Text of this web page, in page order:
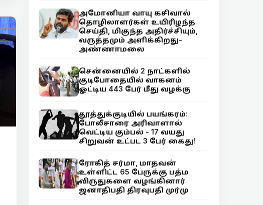
அமோனியா வாயு கசிவால்
தொழிலாளர்கள் உயிரிழந்த
செய்தி, மிகுந்த அதிர்ச்சியும்,
வருத்தமும் அளிக்கிறது-
அண்ணாமலை
சென்னையில் 2 நாட்களில்
குடிபோதையில் வாகனம்
ஓட்டிய 443 பேர் மீது வழக்கு
தூத்துக்குடியில் பயங்கரம்:
போலீசாரை அரிவாளால்
வெட்டிய கும்பல் - 17 வயது
சிறுவன் உட்பட 3 பேர் கைது!
ரோகித் சர்மா, மாதவன்
உள்ளிட்ட 65 பேருக்கு பத்ம
விருதுகளை வழங்கினார்
ஜனாதிபதி திரவுபதி முர்மு